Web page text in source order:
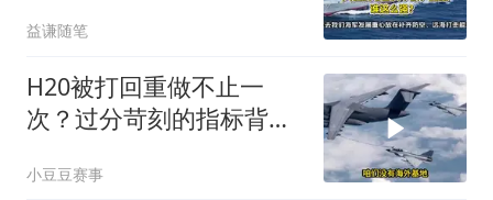
益谦随笔
H20被打回重做不止一
次？过分苛刻的指标背
费
小豆豆赛事